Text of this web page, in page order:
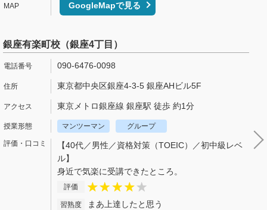
GoogleMapで見る
銀座有楽町校（銀座4丁目）
090-6476-0098
東京都中央区銀座4-3-5 銀座AHビル5F
東京メトロ銀座線 銀座駅 徒歩 約1分
マンツーマン グループ
【40代／男性／資格対策（TOEIC）／初中級レベ
ル】
身近で気楽に受講できたところ。
評価
習熟度 まあ上達したと思う